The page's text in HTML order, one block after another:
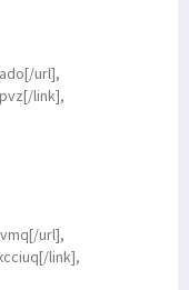
url],
link],
url],
link],